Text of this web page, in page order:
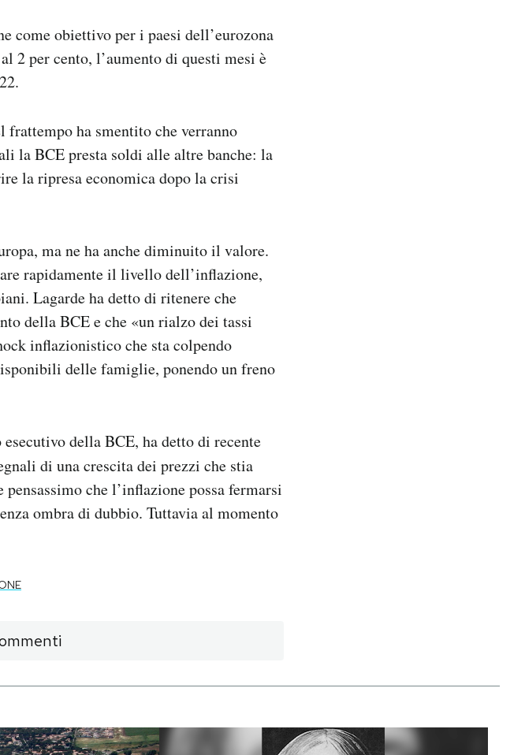
come obiettivo per i paesi dell’eurozona
2 per cento, l’aumento di questi mesi è
ha smentito che verranno
la BCE presta soldi alle altre banche: la
la ripresa economica dopo la crisi
ma ne ha anche diminuito il valore.
rapidamente il livello dell’inflazione,
Lagarde ha detto di ritenere che
della BCE e che «un rialzo dei tassi
inflazionistico che sta colpendo
delle famiglie, ponendo un freno
della BCE, ha detto di recente
di una crescita dei prezzi che stia
che l’inflazione possa fermarsi
ombra di dubbio. Tuttavia al momento